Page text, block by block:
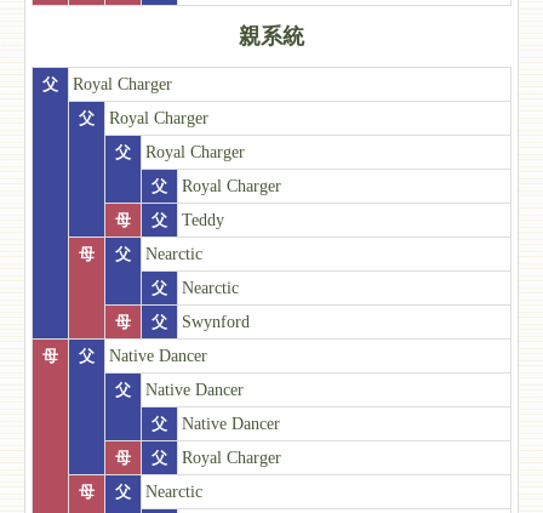
親系統
父
Royal Charger
父
Royal Charger
父
Royal Charger
父
Royal Charger
母
父
Teddy
母
父
Nearctic
父
Nearctic
母
父
Swynford
母
父
Native Dancer
父
Native Dancer
父
Native Dancer
母
父
Royal Charger
母
父
Nearctic